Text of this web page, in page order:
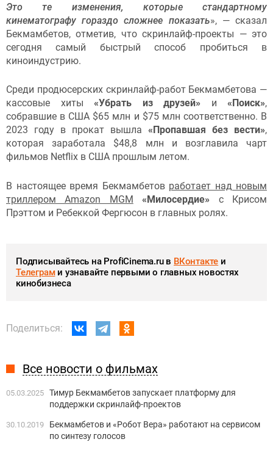
Это те изменения, которые стандартному
кинематографу гораздо сложнее показать», — сказал
Бекмамбетов, отметив, что скринлайф-проекты — это
сегодня самый быстрый способ пробиться в
киноиндустрию.
Среди продюсерских скринлайф-работ Бекмамбетова —
кассовые хиты «Убрать из друзей» и «Поиск»,
собравшие в США $65 млн и $75 млн соответственно. В
2023 году в прокат вышла «Пропавшая без вести»,
которая заработала $48,8 млн и возглавила чарт
фильмов Netflix в США прошлым летом.
В настоящее время Бекмамбетов работает над новым
триллером Amazon MGM
«Милосердие» с Крисом
Прэттом и Ребеккой Фергюсон в главных ролях.
Подписывайтесь на ProfiCinema.ru в ВКонтакте и
Телеграми узнавайте первыми о главных новостях
кинобизнеса
Поделиться:
Все новости о фильмах
05.03.2025 Тимур Бекмамбетов запускает платформу для
поддержки скринлайф-проектов
30.10.2019
Бекмамбетов и «Робот Вера» работают на сервисом
по синтезу голосов